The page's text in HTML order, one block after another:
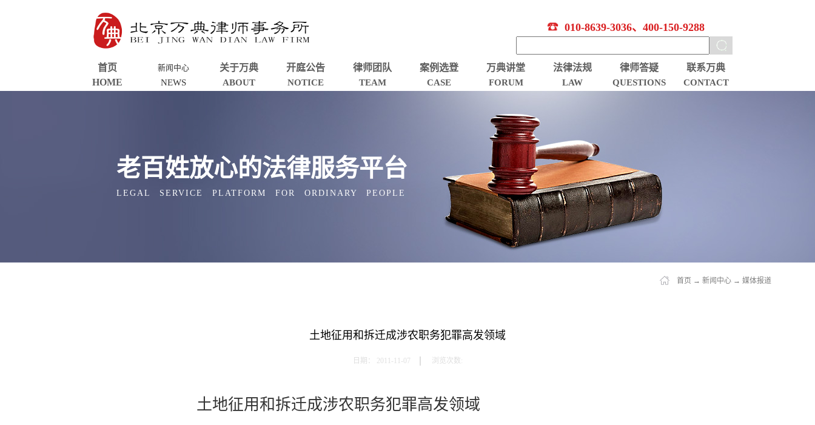
010-8639-3036、400-150-9288
首页
HOME
新闻中心
NEWS
关于万典
ABOUT
开庭公告
NOTICE
律师团队
TEAM
案例选登
CASE
万典讲堂
FORUM
法律法规
LAW
律师答疑
QUESTIONS
联系万典
CONTACT
老百姓放心的法律服务平台
LEGAL SERVICE PLATFORM FOR ORDINARY PEOPLE
首页 → 新闻中心 → 媒体报道
土地征用和拆迁成涉农职务犯罪高发领域
日期： 2011-11-07 浏览次数:
土地征用和拆迁成涉农职务犯罪高发领域